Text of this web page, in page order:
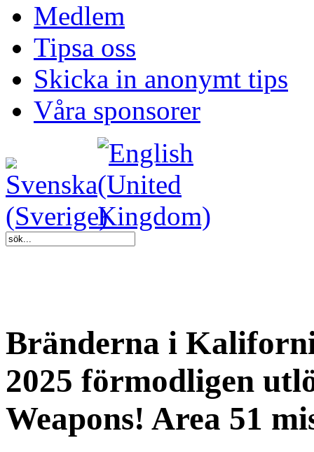
Medlem
Tipsa oss
Skicka in anonymt tips
Våra sponsorer
Bränderna i
2025 förmodligen
Weapons! Area 51